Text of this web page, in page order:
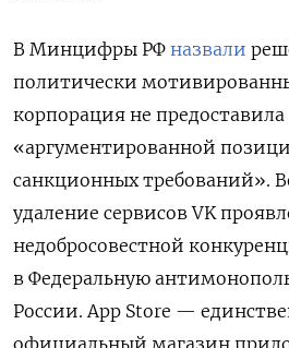
В Минцифры РФ назвали
политически
корпорация не предоставила
«аргументированной
санкционных требований».
удаление сервисов VK
недобросовестной
в Федеральную
России. App Store —